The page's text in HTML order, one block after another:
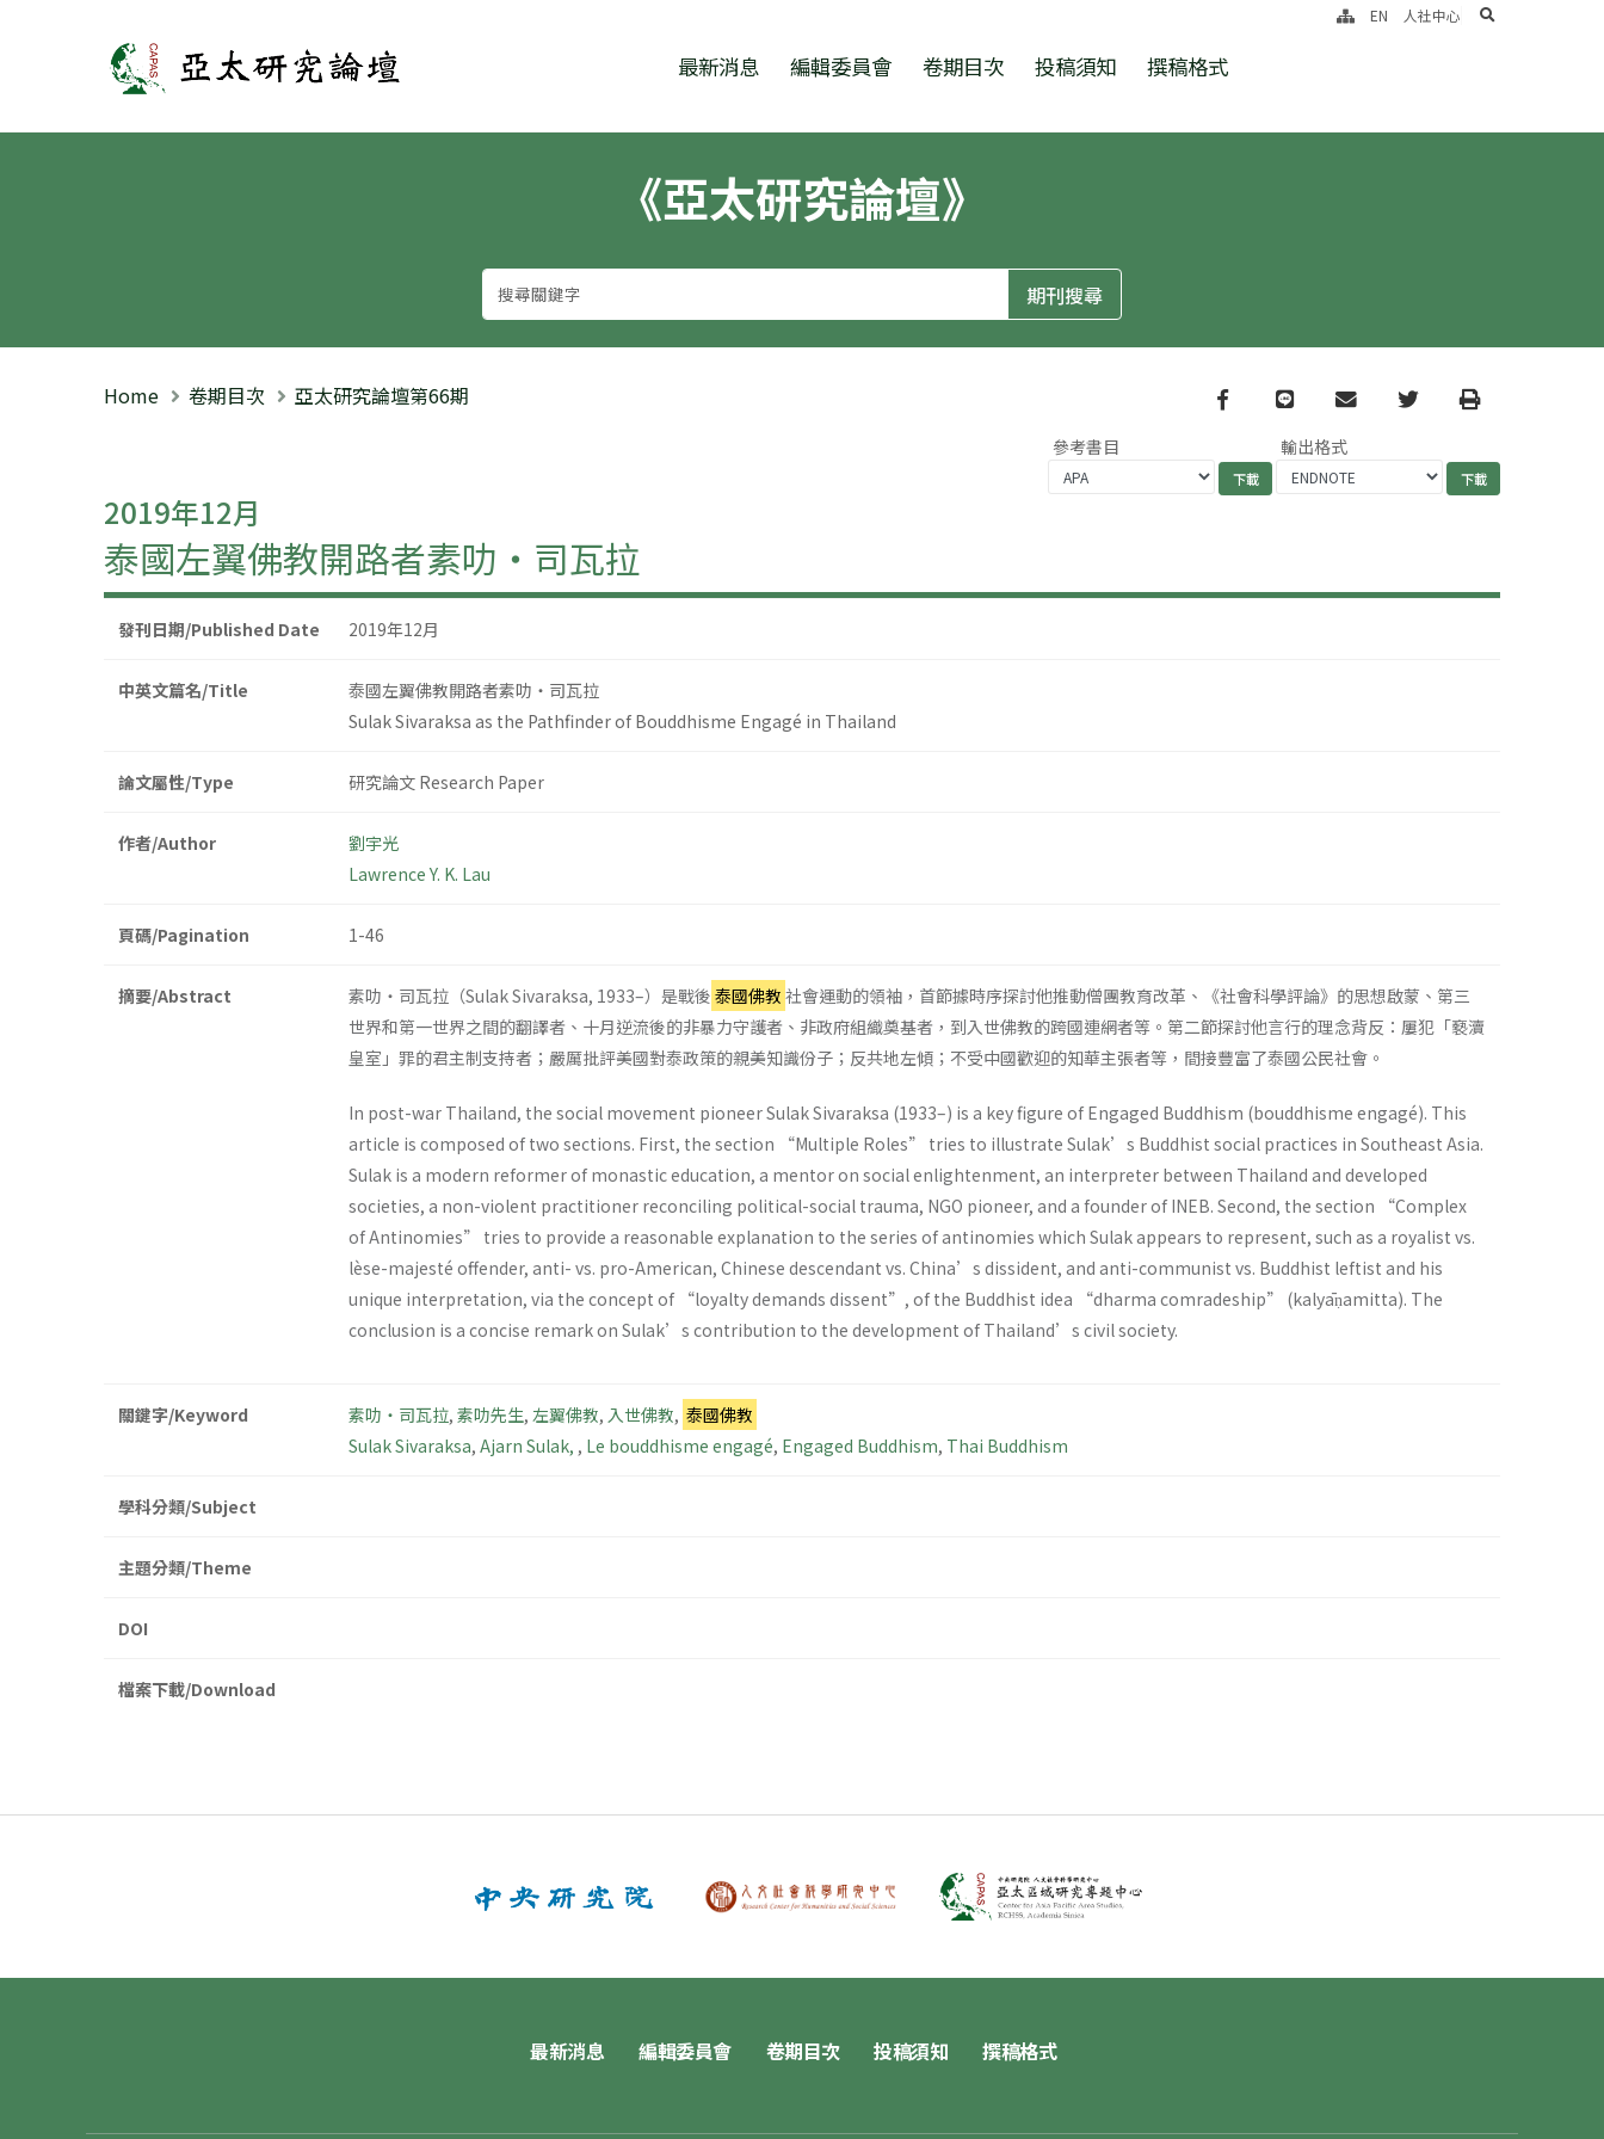
亞太研究論壇 最新消息 編輯委員會 卷期目次 投稿須知 撰稿格式
EN 人社中心 search
《亞太研究論壇》
Home 卷期目次 亞太研究論壇第66期 Facebook
line email TwitterPrint
參考書目 輸出格式
2019年12月
泰國左翼佛教開路者素叻‧司瓦拉
發刊日期/Published Date 2019年12月
中英文篇名/Title
泰國左翼佛教開路者素叻‧司瓦拉
Sulak Sivaraksa as the Pathfinder of Bouddhisme Engagé in Thailand
論文屬性/Type 研究論文 Research Paper
作者/Author
劉宇光
Lawrence Y. K. Lau
頁碼/Pagination 1-46
摘要/Abstract 素叻‧司瓦拉（Sulak Sivaraksa, 1933–）是戰後 泰國佛教 社會運動的領袖，首節據時序探討他推動僧團教育改革、《社會科學評論》的思想啟蒙、第三
世界和第一世界之間的翻譯者、十月逆流後的非暴力守護者、非政府組織奠基者，到入世佛教的跨國連網者等。第二節探討他言行的理念背反：屢犯「褻瀆
皇室」罪的君主制支持者；嚴厲批評美國對泰政策的親美知識份子；反共地左傾；不受中國歡迎的知華主張者等，間接豐富了泰國公民社會。
In post-war Thailand, the social movement pioneer Sulak Sivaraksa (1933–) is a key figure of Engaged Buddhism (bouddhisme engagé). This
article is composed of two sections. First, the section “Multiple Roles” tries to illustrate Sulak’s Buddhist social practices in Southeast Asia.
Sulak is a modern reformer of monastic education, a mentor on social enlightenment, an interpreter between Thailand and developed
societies, a non-violent practitioner reconciling political-social trauma, NGO pioneer, and a founder of INEB. Second, the section “Complex
of Antinomies” tries to provide a reasonable explanation to the series of antinomies which Sulak appears to represent, such as a royalist vs.
lèse-majesté offender, anti- vs. pro-American, Chinese descendant vs. China’s dissident, and anti-communist vs. Buddhist leftist and his
unique interpretation, via the concept of “loyalty demands dissent”, of the Buddhist idea “dharma comradeship” (kalyāṇamitta). The
conclusion is a concise remark on Sulak’s contribution to the development of Thailand’s civil society.
關鍵字/Keyword 素叻‧司瓦拉, 素叻先生, 左翼佛教, 入世佛教, 泰國佛教
Sulak Sivaraksa, Ajarn Sulak, , Le bouddhisme engagé, Engaged Buddhism, Thai Buddhism
學科分類/Subject
主題分類/Theme
DOI
檔案下載/Download
最新消息 編輯委員會 卷期目次 投稿須知 撰稿格式